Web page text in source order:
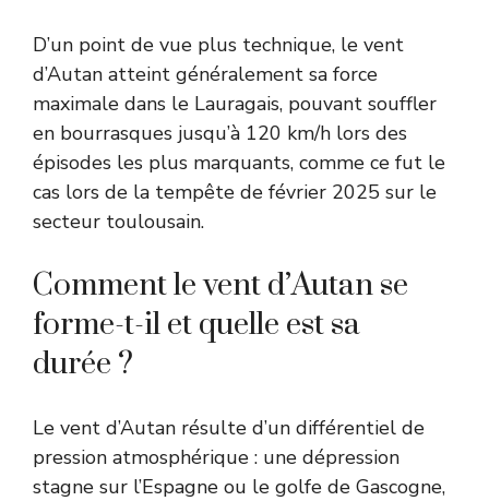
D’un point de vue plus technique, le vent
d’Autan atteint généralement sa force
maximale dans le Lauragais, pouvant souffler
en bourrasques jusqu’à 120 km/h lors des
épisodes les plus marquants, comme ce fut le
cas lors de la tempête de février 2025 sur le
secteur toulousain.
Comment le vent d’Autan se
forme-t-il et quelle est sa
durée ?
Le vent d’Autan résulte d’un différentiel de
pression atmosphérique : une dépression
stagne sur l’Espagne ou le golfe de Gascogne,